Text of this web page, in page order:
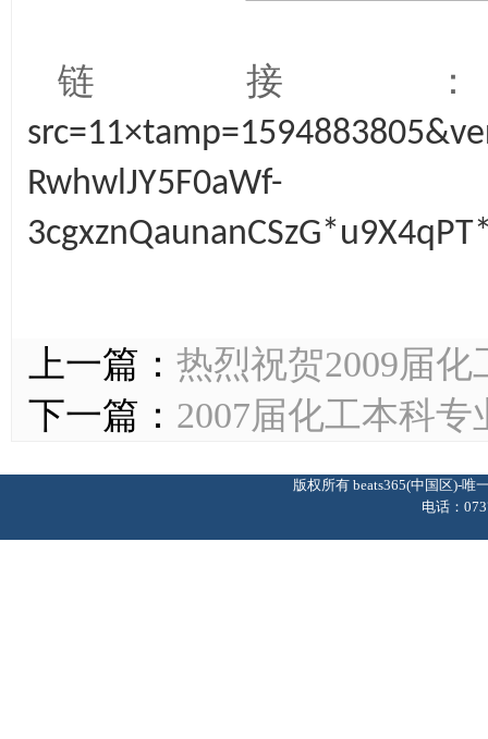
链接
RwhwlJY5F0aWf-
上一篇： 热烈祝贺2009届化
下一篇： 2007届化工本科
版权所有 beats365(中国区)-
电话：